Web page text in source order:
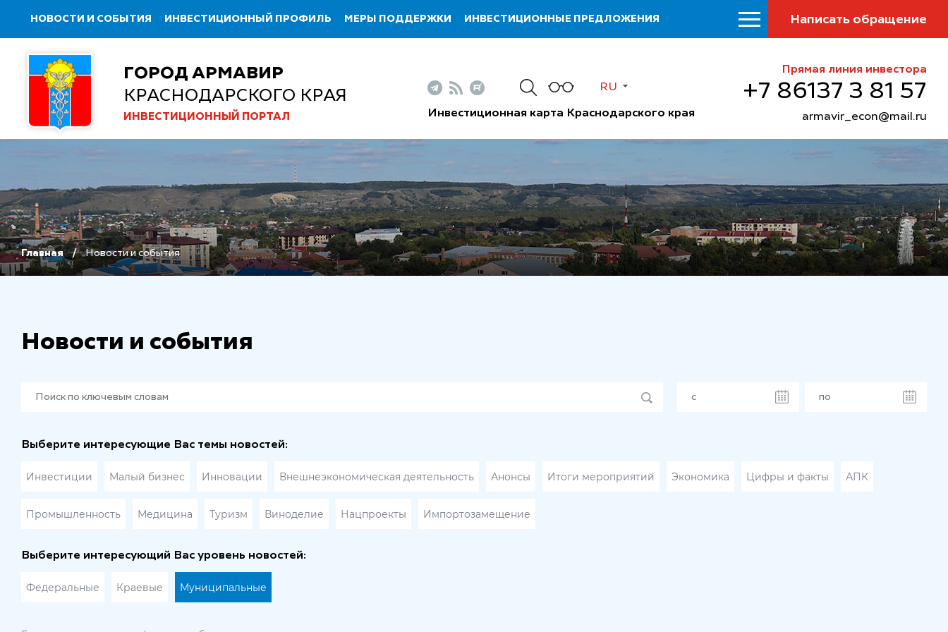
НОВОСТИ И СОБЫТИЯ ИНВЕСТИЦИОННЫЙ ПРОФИЛЬ МЕРЫ ПОДДЕРЖКИ ИНВЕСТИЦИОННЫЕ ПРЕДЛОЖЕНИЯ Написать обращение
ГОРОД АРМАВИР
КРАСНОДАРСКОГО КРАЯ
ИНВЕСТИЦИОННЫЙ ПОРТАЛ
RU
Инвестиционная карта Краснодарского края
Прямая линия инвестора
+7 86137 3 81 57
armavir_econ@mail.ru
Главная Новости и события
Новости и события
Выберите интересующие Вас темы новостей:
Инвестиции Малый бизнес Инновации Внешнеэкономическая деятельность Анонсы Итоги мероприятий Экономика Цифры и факты АПК
Промышленность Медицина Туризм Виноделие Нацпроекты Импортозамещение
Выберите интересующий Вас уровень новостей:
Федеральные Краевые Муниципальные